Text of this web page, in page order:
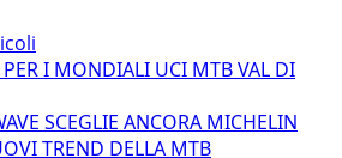
I MONDIALI UCI MTB VAL DI
SCEGLIE ANCORA MICHELIN
TREND DELLA MTB